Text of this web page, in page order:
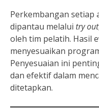
Perkembangan setiap
dipantau melalui try out
oleh tim pelatih. Hasil
menyesuaikan
Penyesuaian ini
dan efektif dalam
ditetapkan.